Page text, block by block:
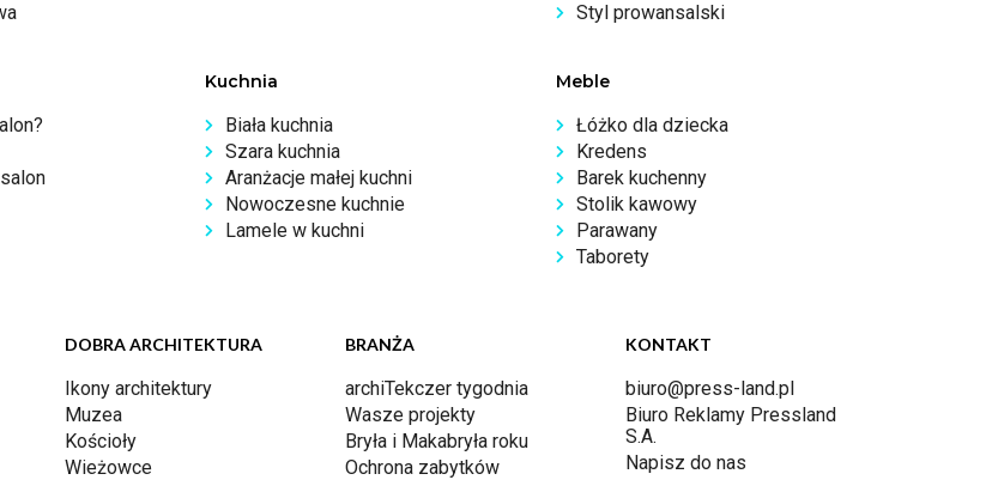
Styl prowansalski
Kuchnia
Biała kuchnia
Szara kuchnia
Aranżacje małej kuchni
Nowoczesne kuchnie
Lamele w kuchni
Meble
Łóżko dla dziecka
Kredens
Barek kuchenny
Stolik kawowy
Parawany
Taborety
DOBRA ARCHITEKTURA
Ikony architektury
Muzea
Kościoły
Wieżowce
BRANŻA
archiTekczer tygodnia
Wasze projekty
Bryła i Makabryła roku
Ochrona zabytków
KONTAKT
biuro@press-land.pl
Biuro Reklamy Pressland
S.A.
Napisz do nas